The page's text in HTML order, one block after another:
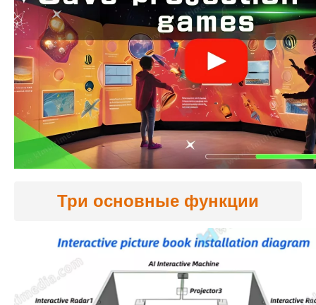
Три основные функции